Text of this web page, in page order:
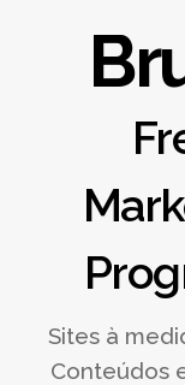
Sites à
Conteúdos